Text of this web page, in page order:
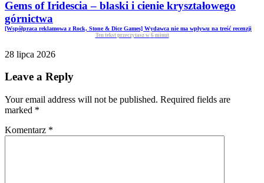
Gems of Iridescia – blaski i cienie kryształowego
górnictwa
[Współpraca reklamowa z Rock, Stone & Dice Games] Wydawca nie ma wpływu na treść recenzji
Ten tekst przeczytasz w 6 minut
28 lipca 2026
Leave a Reply
Your email address will not be published. Required fields are
marked *
Komentarz *